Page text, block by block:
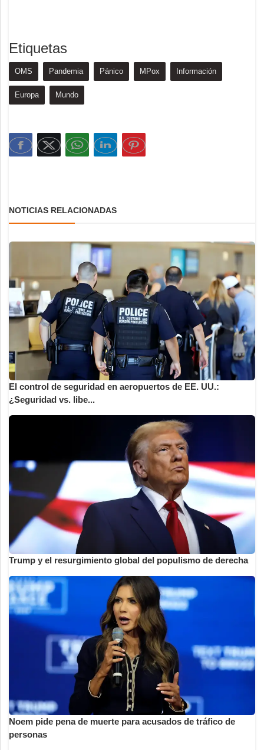
Etiquetas
OMS Pandemia Pánico MPox Información
Europa Mundo
NOTICIAS RELACIONADAS
El control de seguridad en aeropuertos de EE. UU.:
¿Seguridad vs. libe...
Trump y el resurgimiento global del populismo de derecha
Noem pide pena de muerte para acusados de tráfico de
personas